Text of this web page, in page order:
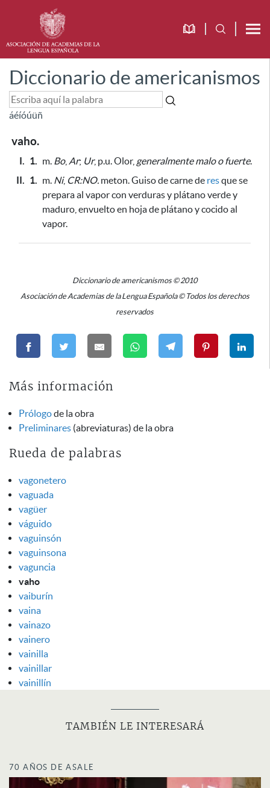
Diccionario de americanismos
áéíóúüñ
vaho.
I. 1. m. Bo, Ar; Ur, p.u. Olor, generalmente malo o fuerte.
II. 1. m. Ni, CR:NO. meton. Guiso de carne de resque se
prepara al vapor con verduras y plátano verde y
maduro, envuelto en hoja de plátano y cocido al
vapor.
Diccionario de americanismos © 2010
Asociación de Academias de la Lengua Española © Todos los derechos
reservados
Más información
Prólogode la obra
Preliminares (abreviaturas) de la obra
Rueda de palabras
vagonetero
vaguada
vagüer
váguido
vaguinsón
vaguinsona
vaguncia
vaho
vaiburín
vaina
vainazo
vainero
vainilla
vainillar
vainillín
TAMBIÉN LE INTERESARÁ
70 AÑOS DE ASALE